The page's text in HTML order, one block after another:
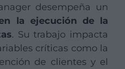
desempeña un
la ejecución de la
. Su trabajo impacta
críticas como la
de clientes y el